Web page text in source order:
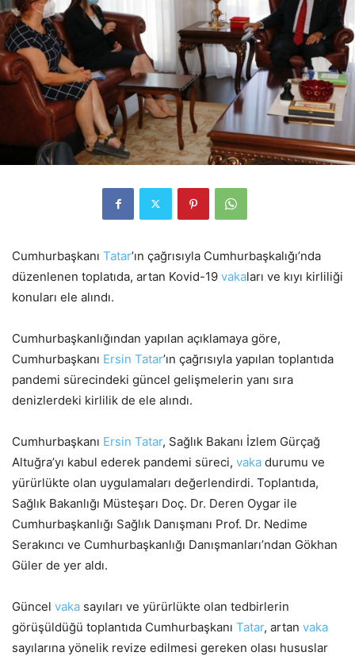
Cumhurbaşkanı Tatar’ın çağrısıyla Cumhurbaşkalığı’nda
düzenlenen toplatıda, artan Kovid-19 vakaları ve kıyı kirliliği
konuları ele alındı.
Cumhurbaşkanlığından yapılan açıklamaya göre,
Cumhurbaşkanı Ersin Tatar’ın çağrısıyla yapılan toplantıda
pandemi sürecindeki güncel gelişmelerin yanı sıra
denizlerdeki kirlilik de ele alındı.
Cumhurbaşkanı Ersin Tatar, Sağlık Bakanı İzlem Gürçağ
Altuğra’yı kabul ederek pandemi süreci, vaka durumu ve
yürürlükte olan uygulamaları değerlendirdi. Toplantıda,
Sağlık Bakanlığı Müsteşarı Doç. Dr. Deren Oygar ile
Cumhurbaşkanlığı Sağlık Danışmanı Prof. Dr. Nedime
Serakıncı ve Cumhurbaşkanlığı Danışmanları’ndan Gökhan
Güler de yer aldı.
Güncel vaka sayıları ve yürürlükte olan tedbirlerin
görüşüldüğü toplantıda Cumhurbaşkanı Tatar, artan vaka
sayılarına yönelik revize edilmesi gereken olası hususlar